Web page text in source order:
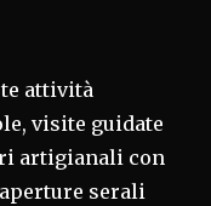
attività
visite guidate
artigianali con
serali